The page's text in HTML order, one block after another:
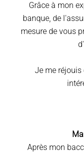
Grâce à mon
banque, de
mesure de vous
Je me réjouis
Après mon